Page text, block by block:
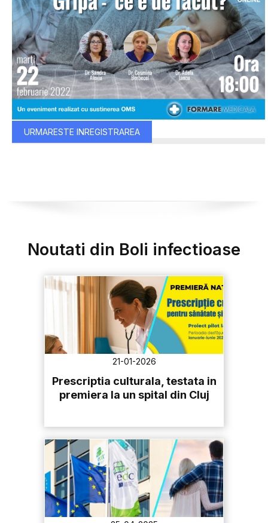
URMARESTE INREGISTRAREA
Noutati din Boli infectioase
21-01-2026
Prescriptia culturala, testata in
premiera la un spital din Cluj